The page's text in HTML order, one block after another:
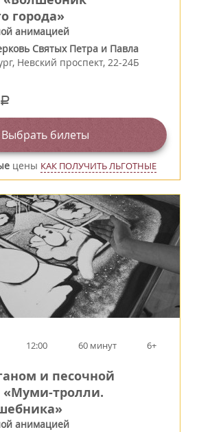
города»
анимацией
Святых Петра и Павла
, Невский проспект, 22-24Б
a
Выбрать билеты
цены КАК ПОЛУЧИТЬ ЛЬГОТНЫЕ
12:00 60 минут 6+
и песочной
тролли.
анимацией